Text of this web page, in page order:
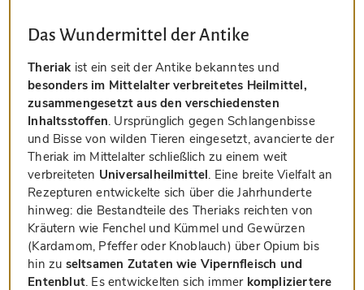
Das Wundermittel der Antike
Theriak ist ein seit der Antike bekanntes und
besonders im Mittelalter verbreitetes Heilmittel,
zusammengesetzt aus den verschiedensten
Inhaltsstoffen. Ursprünglich gegen Schlangenbisse
und Bisse von wilden Tieren eingesetzt, avancierte der
Theriak im Mittelalter schließlich zu einem weit
verbreiteten Universalheilmittel. Eine breite Vielfalt an
Rezepturen entwickelte sich über die Jahrhunderte
hinweg: die Bestandteile des Theriaks reichten von
Kräutern wie Fenchel und Kümmel und Gewürzen
(Kardamom, Pfeffer oder Knoblauch) über Opium bis
hin zu seltsamen Zutaten wie Vipernfleisch und
Entenblut. Es entwickelten sich immer kompliziertere